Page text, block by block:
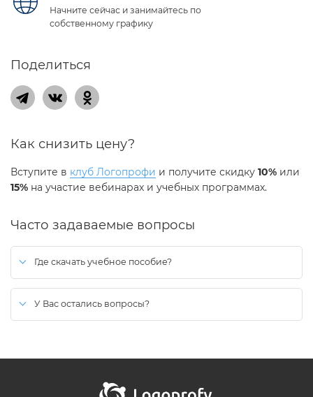
Начните сейчас и занимайтесь по
собственному графику
Поделиться
Как снизить цену?
Вступите в клуб Логопрофи и получите скидку 10% или
15% на участие вебинарах и учебных программах.
Часто задаваемые вопросы
Где скачать учебное пособие?
У Вас остались вопросы?